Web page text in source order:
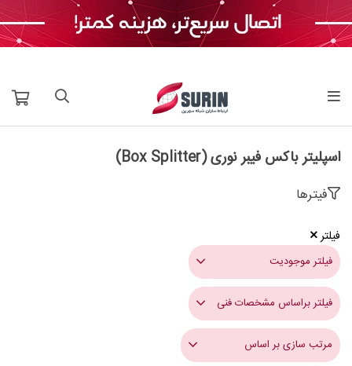
اسپلیتر باکس فیبر نوری (Box Splitter)
فیترها
فیلتر
فیلتر موجودیت
فیلتر براساس مشخصات فنی
مرتب سازی بر اساس